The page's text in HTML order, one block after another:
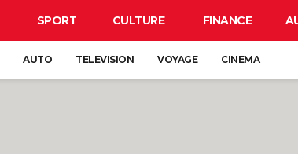
SPORT CULTURE FINANCE
AUTO TELEVISION VOYAGE CINEMA